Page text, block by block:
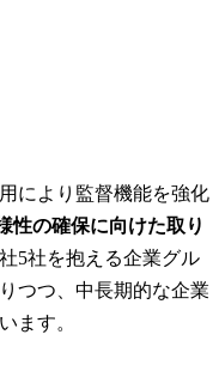
により監督機能を強化
性の確保に向けた取り
5社を抱える企業グル
つつ、中長期的な企業
ます。